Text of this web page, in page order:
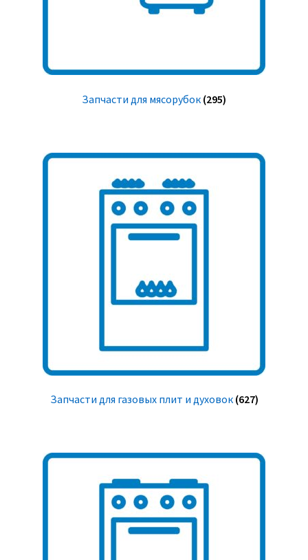
Запчасти для мясорубок (295)
Запчасти для газовых плит и духовок (627)